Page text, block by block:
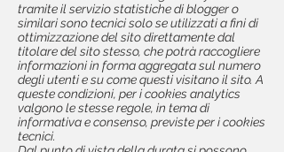
tramite il servizio statistiche di blogger o
similari sono tecnici solo se utilizzati a fini di
ottimizzazione del sito direttamente dal
titolare del sito stesso, che potrà raccogliere
informazioni in forma aggregata sul numero
degli utenti e su come questi visitano il sito. A
queste condizioni, per i cookies analytics
valgono le stesse regole, in tema di
informativa e consenso, previste per i cookies
tecnici.